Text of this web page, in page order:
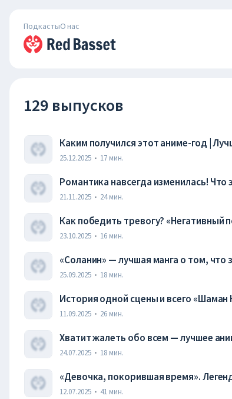
ПодкастыО нас
129 выпусков
Каким получился этот аниме-год |
25.12.2025 · 17 мин.
Романтика навсегда изменилась! Что
21.11.2025 · 24 мин.
Как победить тревогу? «Негативный
23.10.2025 · 16 мин.
«Соланин» — лучшая манга о том, что
25.09.2025 · 18 мин.
История одной сцены и всего «Шаман
11.09.2025 · 26 мин.
Хватит жалеть обо всем — лучшее
Эссе
24.07.2025 · 18 мин.
«Девочка, покорившая время».
взросление и первую любовь | ft.
12.07.2025 · 41 мин.